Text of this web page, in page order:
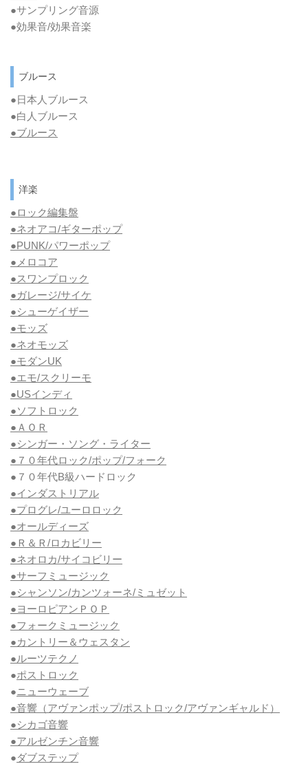
●サンプリング音源
●効果音/効果音楽
ブルース
●日本人ブルース
●白人ブルース
●ブルース
洋楽
●ロック編集盤
●ネオアコ/ギターポップ
●PUNK/パワーポップ
●メロコア
●スワンプロック
●ガレージ/サイケ
●シューゲイザー
●モッズ
●ネオモッズ
●モダンUK
●エモ/スクリーモ
●USインディ
●ソフトロック
●ＡＯＲ
●シンガー・ソング・ライター
●７０年代ロック/ポップ/フォーク
●７０年代B級ハードロック
●インダストリアル
●プログレ/ユーロロック
●オールディーズ
●Ｒ＆Ｒ/ロカビリー
●ネオロカ/サイコビリー
●サーフミュージック
●シャンソン/カンツォーネ/ミュゼット
●ヨーロピアンＰＯＰ
●フォークミュージック
●カントリー＆ウェスタン
●ルーツテクノ
●ポストロック
●ニューウェーブ
●音響（アヴァンポップ/ポストロック/アヴァンギャルド）
●シカゴ音響
●アルゼンチン音響
●ダブステップ